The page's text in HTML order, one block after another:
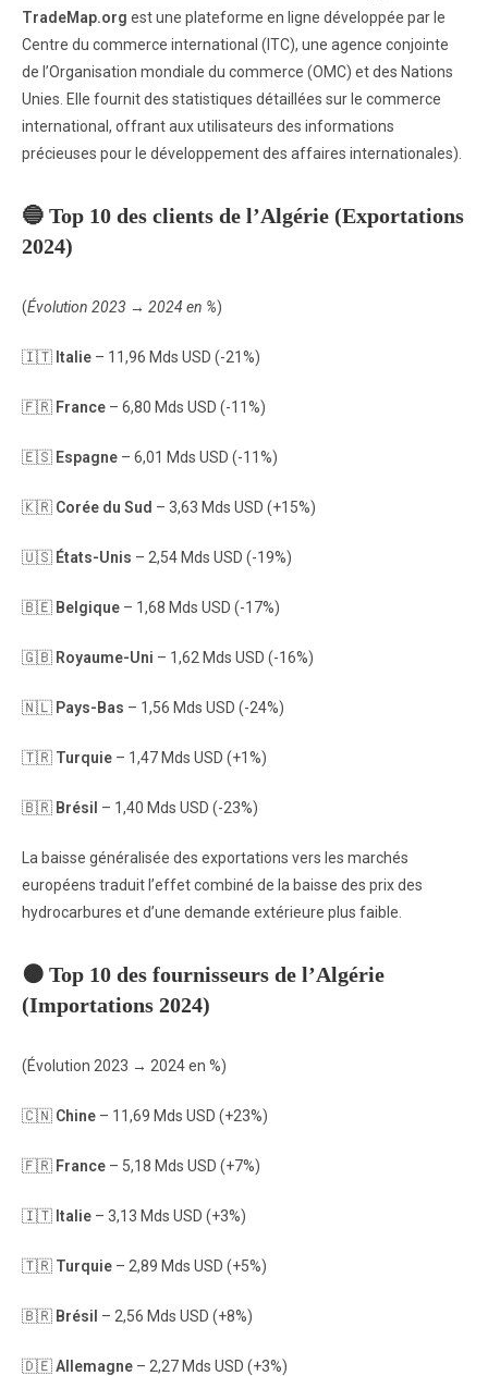
TradeMap.org est une plateforme en ligne développée par le
Centre du commerce international (ITC), une agence conjointe
de l’Organisation mondiale du commerce (OMC) et des Nations
Unies. Elle fournit des statistiques détaillées sur le commerce
international, offrant aux utilisateurs des informations
précieuses pour le développement des affaires internationales).
🔵 Top 10 des clients de l’Algérie (Exportations
2024)
(Évolution 2023 → 2024 en %)
🇮🇹 Italie – 11,96 Mds USD (-21%)
🇫🇷 France – 6,80 Mds USD (-11%)
🇪🇸 Espagne – 6,01 Mds USD (-11%)
🇰🇷 Corée du Sud – 3,63 Mds USD (+15%)
🇺🇸 États-Unis – 2,54 Mds USD (-19%)
🇧🇪 Belgique – 1,68 Mds USD (-17%)
🇬🇧 Royaume-Uni – 1,62 Mds USD (-16%)
🇳🇱 Pays-Bas – 1,56 Mds USD (-24%)
🇹🇷 Turquie – 1,47 Mds USD (+1%)
🇧🇷 Brésil – 1,40 Mds USD (-23%)
La baisse généralisée des exportations vers les marchés
européens traduit l’effet combiné de la baisse des prix des
hydrocarbures et d’une demande extérieure plus faible.
🟠 Top 10 des fournisseurs de l’Algérie
(Importations 2024)
(Évolution 2023 → 2024 en %)
🇨🇳 Chine – 11,69 Mds USD (+23%)
🇫🇷 France – 5,18 Mds USD (+7%)
🇮🇹 Italie – 3,13 Mds USD (+3%)
🇹🇷 Turquie – 2,89 Mds USD (+5%)
🇧🇷 Brésil – 2,56 Mds USD (+8%)
🇩🇪Allemagne – 2,27 Mds USD (+3%)